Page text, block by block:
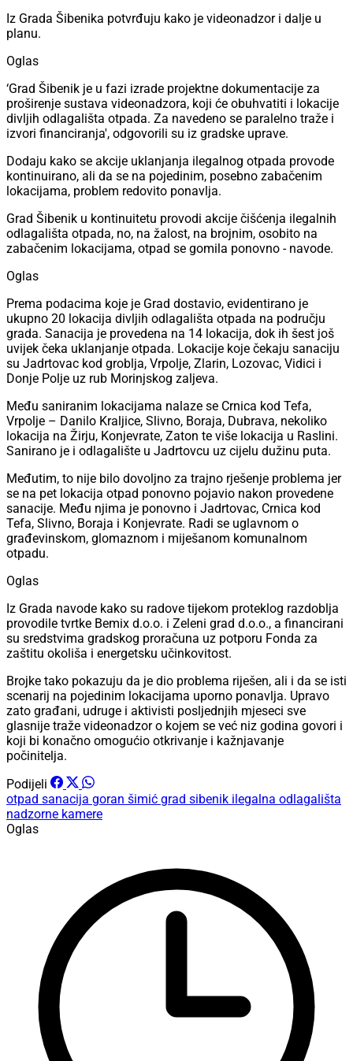
Iz Grada Šibenika potvrđuju kako je videonadzor i dalje u
planu.
Oglas
‘Grad Šibenik je u fazi izrade projektne dokumentacije za
proširenje sustava videonadzora, koji će obuhvatiti i lokacije
divljih odlagališta otpada. Za navedeno se paralelno traže i
izvori financiranja', odgovorili su iz gradske uprave.
Dodaju kako se akcije uklanjanja ilegalnog otpada provode
kontinuirano, ali da se na pojedinim, posebno zabačenim
lokacijama, problem redovito ponavlja.
Grad Šibenik u kontinuitetu provodi akcije čišćenja ilegalnih
odlagališta otpada, no, na žalost, na brojnim, osobito na
zabačenim lokacijama, otpad se gomila ponovno - navode.
Oglas
Prema podacima koje je Grad dostavio, evidentirano je
ukupno 20 lokacija divljih odlagališta otpada na području
grada. Sanacija je provedena na 14 lokacija, dok ih šest još
uvijek čeka uklanjanje otpada. Lokacije koje čekaju sanaciju
su Jadrtovac kod groblja, Vrpolje, Zlarin, Lozovac, Vidici i
Donje Polje uz rub Morinjskog zaljeva.
Među saniranim lokacijama nalaze se Crnica kod Tefa,
Vrpolje – Danilo Kraljice, Slivno, Boraja, Dubrava, nekoliko
lokacija na Žirju, Konjevrate, Zaton te više lokacija u Raslini.
Sanirano je i odlagalište u Jadrtovcu uz cijelu dužinu puta.
Međutim, to nije bilo dovoljno za trajno rješenje problema jer
se na pet lokacija otpad ponovno pojavio nakon provedene
sanacije. Među njima je ponovno i Jadrtovac, Crnica kod
Tefa, Slivno, Boraja i Konjevrate. Radi se uglavnom o
građevinskom, glomaznom i miješanom komunalnom
otpadu.
Oglas
Iz Grada navode kako su radove tijekom proteklog razdoblja
provodile tvrtke Bemix d.o.o. i Zeleni grad d.o.o., a financirani
su sredstvima gradskog proračuna uz potporu Fonda za
zaštitu okoliša i energetsku učinkovitost.
Brojke tako pokazuju da je dio problema riješen, ali i da se isti
scenarij na pojedinim lokacijama uporno ponavlja. Upravo
zato građani, udruge i aktivisti posljednjih mjeseci sve
glasnije traže videonadzor o kojem se već niz godina govori i
koji bi konačno omogućio otkrivanje i kažnjavanje
počinitelja.
Podijeli
otpad sanacija goran šimić grad sibenik ilegalna odlagališta
nadzorne kamere
Oglas